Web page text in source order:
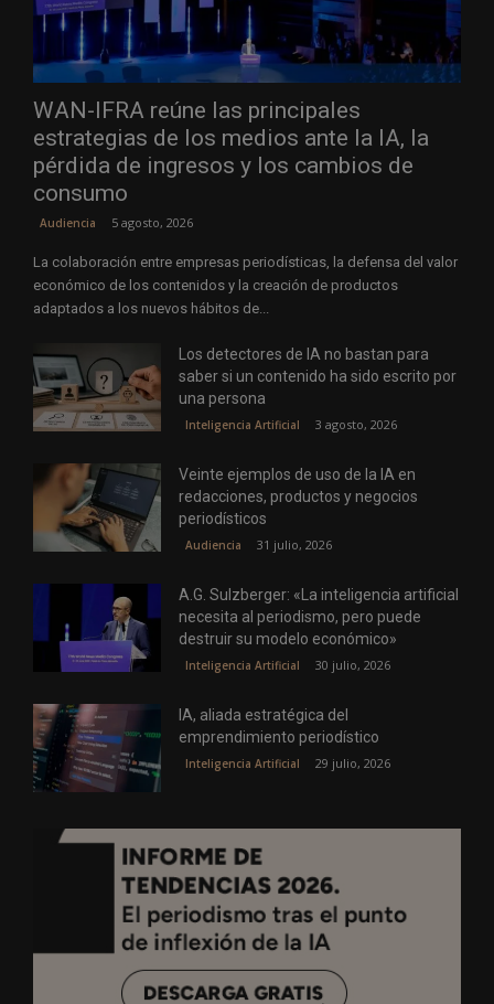
WAN-IFRA reúne las principales
estrategias de los medios ante la IA, la
pérdida de ingresos y los cambios de
consumo
Audiencia 5 agosto, 2026
La colaboración entre empresas periodísticas, la defensa del valor
económico de los contenidos y la creación de productos
adaptados a los nuevos hábitos de...
Los detectores de IA no bastan para
saber si un contenido ha sido escrito por
una persona
Inteligencia Artificial 3 agosto, 2026
Veinte ejemplos de uso de la IA en
redacciones, productos y negocios
periodísticos
Audiencia 31 julio, 2026
A.G. Sulzberger: «La inteligencia artificial
necesita al periodismo, pero puede
destruir su modelo económico»
Inteligencia Artificial 30 julio, 2026
IA, aliada estratégica del
emprendimiento periodístico
Inteligencia Artificial 29 julio, 2026